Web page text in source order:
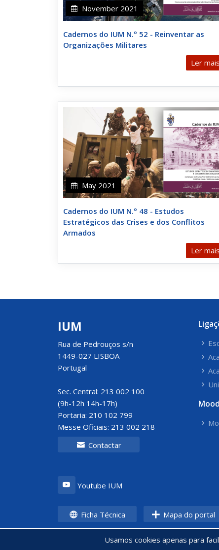
Usamos cookies apenas para
November 2021
Cadernos do IUM N.º 52 - Reinventar as
Organizações Militares
Ler mais
May 2021
Cadernos do IUM N.º 48 - Estudos
Estratégicos das Crises e dos Conflitos
Armados
Ler mais
IUM
Rua de Pedrouços s/n
1449-027 LISBOA
Portugal
Sec. Central: 213 002 100
(9h-12h 14h-17h)
Portaria: 210 102 799
Messe Oficiais: 213 002 218
Contactar
Youtube IUM
Ficha Técnica Mapa do portal